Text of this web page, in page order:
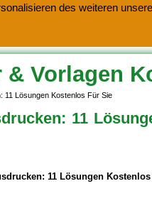
des weiteren
& Vorlagen
11 Lösungen Kostenlos Für Sie
11
11 Lösungen